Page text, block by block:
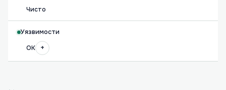
Чисто
Уязвимости
OK
+